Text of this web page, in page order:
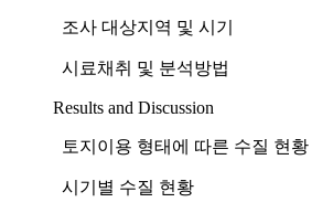
조사 대상지역 및 시기
시료채취 및 분석방법
Results and Discussion
토지이용 형태에 따른 수질 현황
시기별 수질 현황